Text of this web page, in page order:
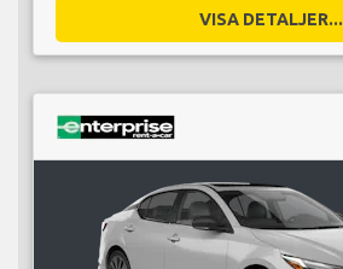
VISA DETALJER...